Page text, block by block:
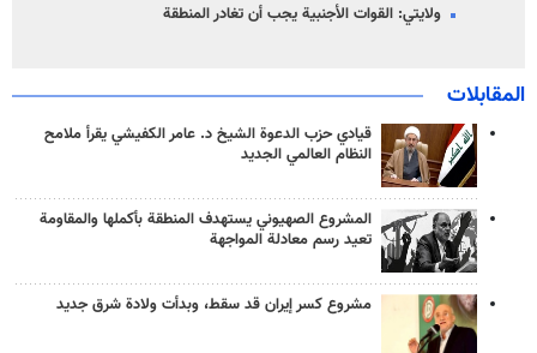
ولايتي: القوات الأجنبية يجب أن تغادر المنطقة
المقابلات
قيادي حزب الدعوة الشيخ د. عامر الكفيشي يقرأ ملامح
النظام العالمي الجديد
المشروع الصهيوني يستهدف المنطقة بأكملها والمقاومة
تعيد رسم معادلة المواجهة
مشروع كسر إيران قد سقط، وبدأت ولادة شرق جديد